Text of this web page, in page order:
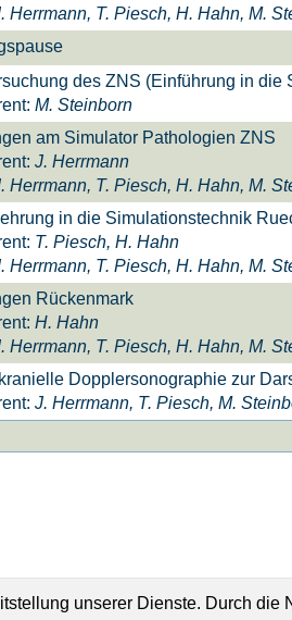
Herrmann, T. Piesch, H. Hahn, M.
des ZNS (Einführung in
M. Steinborn
am Simulator Pathologien ZNS
J. Herrmann
Herrmann, T. Piesch, H. Hahn, M.
in die Simulationstechnik
T. Piesch, H. Hahn
Herrmann, T. Piesch, H. Hahn, M.
Rückenmark
H. Hahn
Herrmann, T. Piesch, H. Hahn, M.
Dopplersonographie zur
J. Herrmann, T. Piesch, M.
unserer Dienste. Durch